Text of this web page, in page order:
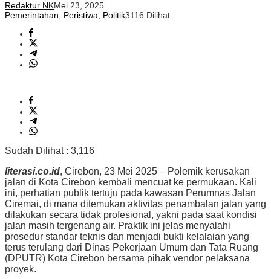
Redaktur NKMei 23, 2025
Pemerintahan
Peristiwa Politik3116 Dilihat
Sudah Dilihat : 3,116
literasi.co.id, Cirebon, 23 Mei 2025 – Polemik kerusakan
jalan di Kota Cirebon kembali mencuat ke permukaan. Kali
ini, perhatian publik tertuju pada kawasan Perumnas Jalan
Ciremai, di mana ditemukan aktivitas penambalan jalan yang
dilakukan secara tidak profesional, yakni pada saat kondisi
jalan masih tergenang air. Praktik ini jelas menyalahi
prosedur standar teknis dan menjadi bukti kelalaian yang
terus terulang dari Dinas Pekerjaan Umum dan Tata Ruang
(DPUTR) Kota Cirebon bersama pihak vendor pelaksana
proyek.